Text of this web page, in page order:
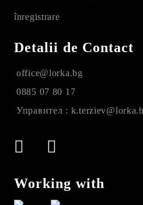
înregistrare
Detalii de Contact
office@lorka.bg
0885 07 80 17
Управител :
Working with